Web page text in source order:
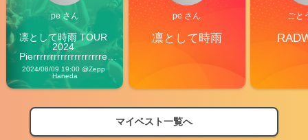
pe さん
凛として時雨 TOUR
2024
Pierrrrrrrrrrrrrrrrrrrre
Vibes
2024/08/09 19:00 @Zepp
Haneda
pe さん
凛として時雨
ごと
マイベスト一覧へ
【フェス特集2026】フェス情報はここから！